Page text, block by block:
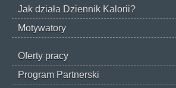
Jak działa Dziennik Kalorii?
Motywatory
Oferty pracy
Program Partnerski